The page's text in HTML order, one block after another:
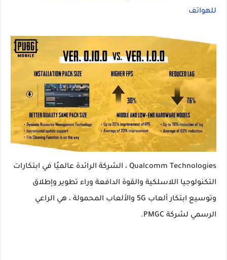
للهواتف
Qualcomm Technologies ، الشركة الرائدة عالميًا في ابتكارات
التكنولوجيا اللاسلكية والقوة الدافعة وراء تطوير وإطلاق
وتوسيع ابتكار ألعاب 5G والألعاب المحمولة ، هي الراعي
الرسمي لشركة PMGC.